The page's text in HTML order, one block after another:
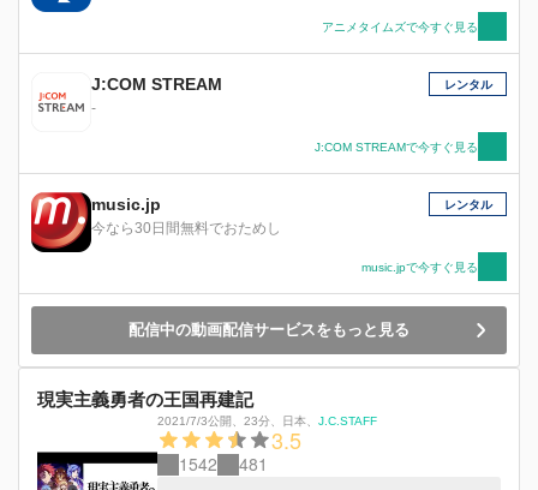
アニメタイムズで今すぐ見る
J:COM STREAM
-
レンタル
J:COM STREAMで今すぐ見る
music.jp
今なら30日間無料でおためし
レンタル
music.jpで今すぐ見る
配信中の動画配信サービスをもっと見る
現実主義勇者の王国再建記
2021/7/3公開 23分 日本 J.C.STAFF
3.5
1542 481